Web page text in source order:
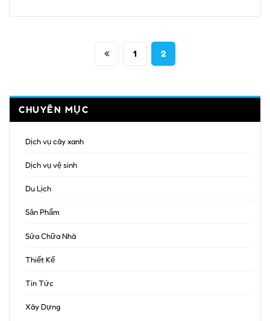
bài
viết
1 2
CHUYÊN MỤC
Dịch vụ cây xanh
Dịch vụ vệ sinh
Du Lịch
Sản Phẩm
Sửa Chữa Nhà
Thiết Kế
Tin Tức
Xây Dựng